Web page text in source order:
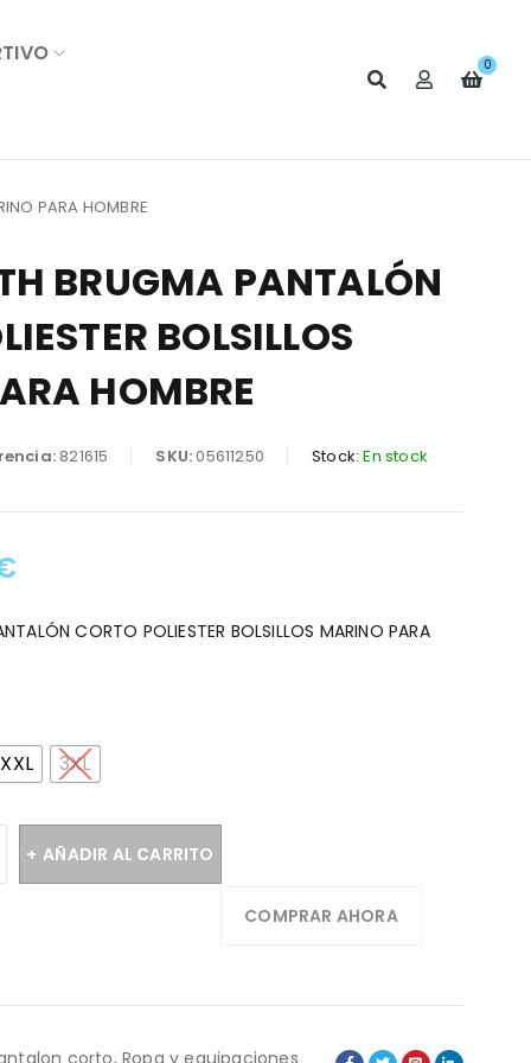
0
PARA HOMBRE
BRUGMA PANTALÓN
BOLSILLOS
HOMBRE
821615 SKU:05611250 Stock: En stock
CORTO POLIESTER BOLSILLOS MARINO PARA
XXL 3XL
AÑADIR AL CARRITO
COMPRAR AHORA
corto,Ropa y equipaciones